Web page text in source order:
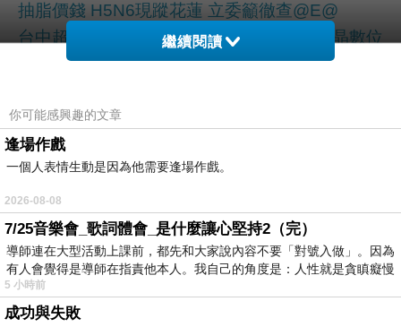
抽脂價錢 H5N6現蹤花蓮 立委籲徹查@E@
台中超音波抽脂推薦 健．康．有．術－唯晶數位
娛樂董事長兼總經理 許書綺 奉行健康飲食 兼顧
正顎削骨 中國附醫 1護理師顧9人
整形醫美 高血壓未回診 35歲就中風！
B35E5B487CDAE761
繼續閱讀
你可能感興趣的文章
逢場作戲
一個人表情生動是因為他需要逢場作戲。
2026-08-08
7/25音樂會_歌詞體會_是什麼讓心堅持2（完）
導師連在大型活動上課前，都先和大家說內容不要「對號入做」。因為
有人會覺得是導師在指責他本人。我自己的角度是：人性就是貪瞋癡慢
5 小時前
成功與失敗